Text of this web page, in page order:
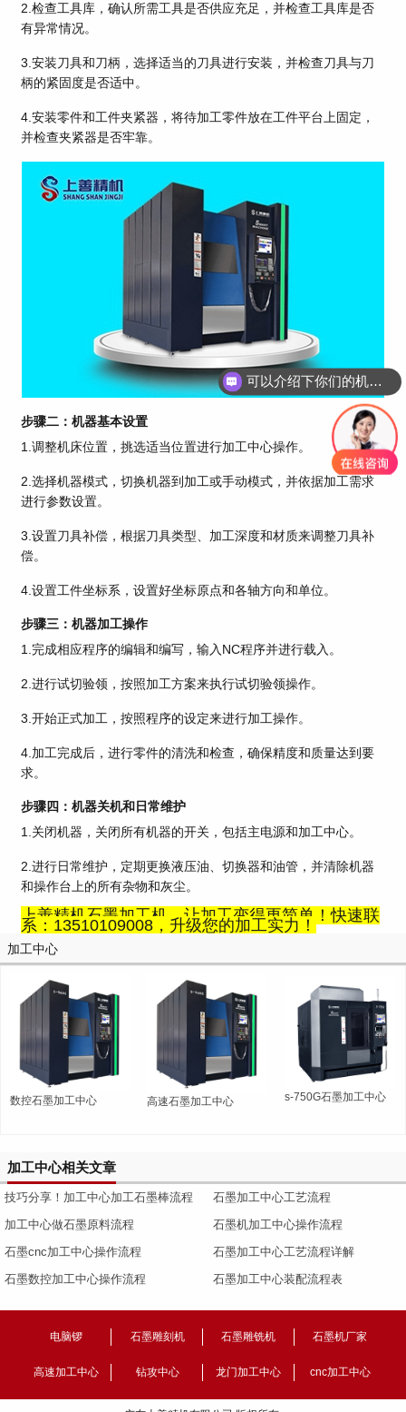
2.检查工具库，确认所需工具是否供应充足，并检查工具库是否
有异常情况。
3.安装刀具和刀柄，选择适当的刀具进行安装，并检查刀具与刀
柄的紧固度是否适中。
4.安装零件和工件夹紧器，将待加工零件放在工件平台上固定，
并检查夹紧器是否牢靠。
步骤二：机器基本设置
1.调整机床位置，挑选适当位置进行加工中心操作。
2.选择机器模式，切换机器到加工或手动模式，并依据加工需求
进行参数设置。
3.设置刀具补偿，根据刀具类型、加工深度和材质来调整刀具补
偿。
4.设置工件坐标系，设置好坐标原点和各轴方向和单位。
步骤三：机器加工操作
1.完成相应程序的编辑和编写，输入NC程序并进行载入。
2.进行试切验领，按照加工方案来执行试切验领操作。
3.开始正式加工，按照程序的设定来进行加工操作。
4.加工完成后，进行零件的清洗和检查，确保精度和质量达到要
求。
步骤四：机器关机和日常维护
1.关闭机器，关闭所有机器的开关，包括主电源和加工中心。
2.进行日常维护，定期更换液压油、切换器和油管，并清除机器
和操作台上的所有杂物和灰尘。
上善精机石墨加工机，让加工变得更简单！快速联
系：13510109008，升级您的加工实力！
加工中心
数控石墨加工中心 高速石墨加工中心 s-750G石墨加工中心
加工中心相关文章
技巧分享！加工中心加工石墨棒流程
让你顺畅上手！
加工中心做石墨原料流程
石墨cnc加工中心操作流程
石墨数控加工中心操作流程
石墨加工中心工艺流程
石墨机加工中心操作流程
石墨加工中心工艺流程详解
石墨加工中心装配流程表
电脑锣 石墨雕刻机 石墨雕铣机 石墨机厂家
高速加工中心 钻攻中心 龙门加工中心 cnc加工中心
可以介绍下你们的机床吗？